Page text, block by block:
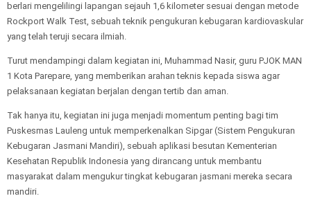
berlari mengelilingi lapangan sejauh 1,6 kilometer sesuai dengan metode
Rockport Walk Test, sebuah teknik pengukuran kebugaran kardiovaskular
yang telah teruji secara ilmiah.
Turut mendampingi dalam kegiatan ini, Muhammad Nasir, guru PJOK MAN
1 Kota Parepare, yang memberikan arahan teknis kepada siswa agar
pelaksanaan kegiatan berjalan dengan tertib dan aman.
Tak hanya itu, kegiatan ini juga menjadi momentum penting bagi tim
Puskesmas Lauleng untuk memperkenalkan Sipgar (Sistem Pengukuran
Kebugaran Jasmani Mandiri), sebuah aplikasi besutan Kementerian
Kesehatan Republik Indonesia yang dirancang untuk membantu
masyarakat dalam mengukur tingkat kebugaran jasmani mereka secara
mandiri.